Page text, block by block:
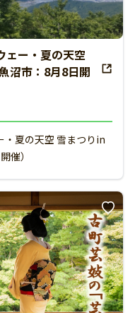
ェー・夏の天空
沼市：8月8日開
・夏の天空 雪まつりin
催）